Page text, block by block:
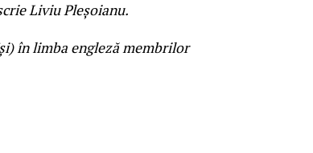
Liviu Pleșoianu.
în limba engleză membrilor